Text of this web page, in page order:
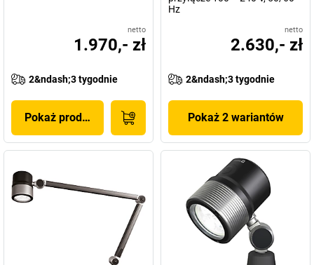
netto
1.970,- zł
2&ndash;3 tygodnie
Pokaż produkt
Hz
netto
2.630,- zł
2&ndash;3 tygodnie
Pokaż 2 wariantów